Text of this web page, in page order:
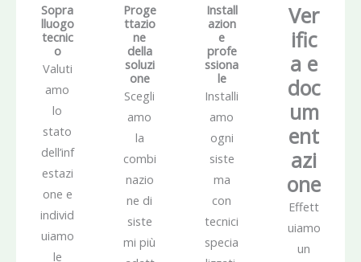
Sopra
lluogo
tecnic
o
Valuti
amo
lo
stato
dell’inf
estazi
one e
individ
uiamo
le
Proge
ttazio
ne
della
soluzi
one
Scegli
amo
la
combi
nazio
ne di
siste
mi più
Install
azion
e
profe
ssiona
le
Installi
amo
ogni
siste
ma
con
tecnici
specia
Ver
ific
a e
doc
um
ent
azi
one
Effett
uiamo
un